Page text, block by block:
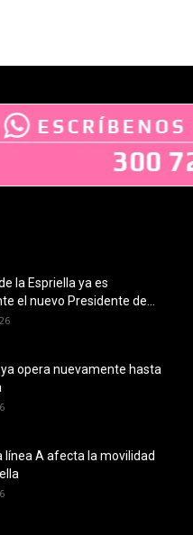
la Espriella ya es
el nuevo Presidente de...
ya opera nuevamente hasta
línea A afecta la movilidad